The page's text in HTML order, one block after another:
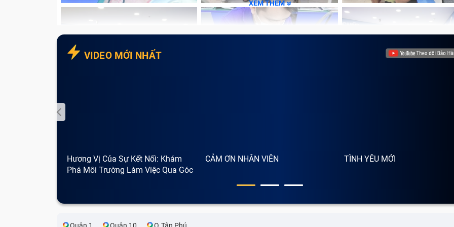
laptop của Apple . Phần củ sạc là nơi chuyển đổi nguồn điện đầu vàosao cho
vào pin. Cả hai đều có vai trò nhất định và quan trọng trong việc duy trì hoạt động của Macbook.
XEM THÊM
VIDEO MỚI NHẤT
Hương Vị Của Sự Kết Nối: Khám
Phá Môi Trường Làm Việc Qua Góc
CẢM ƠN NHÂN VIÊN TÌNH YÊU MỚI
Quận 1 Quận 10 Q.Tân Phú